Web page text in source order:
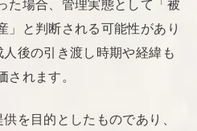
た場合、管理実態として「被
」と判断される可能性があり
後の引き渡し時期や経緯も
れます。
を目的としたものであり、